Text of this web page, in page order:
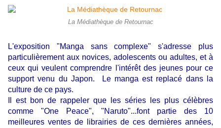
La Médiathèque de Retournac
L'exposition "Manga sans complexe" s'adresse plus
particulièrement aux novices, adolescents ou adultes, et à
ceux qui veulent comprendre l'intérêt des jeunes pour ce
support venu du Japon. Le manga est replacé dans la
culture de ce pays.
Il est bon de rappeler que les séries les plus célèbres
comme "One Peace", "Naruto"...font partie des 10
meilleures ventes de librairies de ces dernières années,